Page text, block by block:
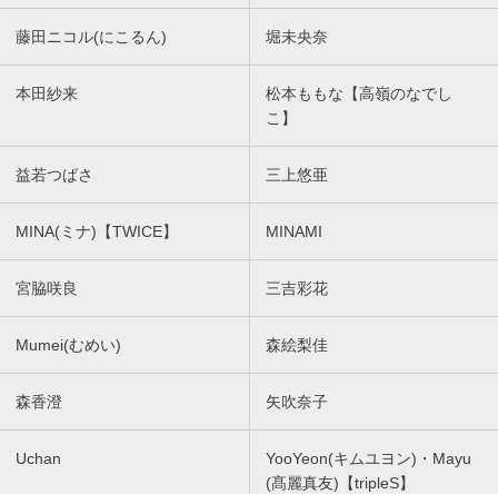
藤田ニコル(にこるん) 堀未央奈
本田紗来
松本ももな【高嶺のなでし
こ】
益若つばさ 三上悠亜
MINA(ミナ)【TWICE】 MINAMI
宮脇咲良 三吉彩花
Mumei(むめい) 森絵梨佳
森香澄 矢吹奈子
Uchan
YooYeon(キムユヨン)・Mayu
(髙麗真友)【tripleS】